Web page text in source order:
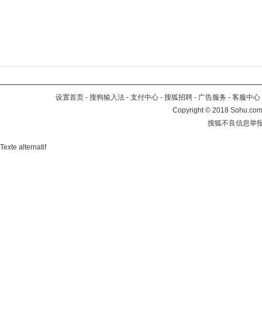
设置首页 - 搜狗输入法 - 支付中心 - 搜狐招聘 - 广告服务 - 客服中心
Copyright©2018
搜狐不良信息举
Texte alternatif